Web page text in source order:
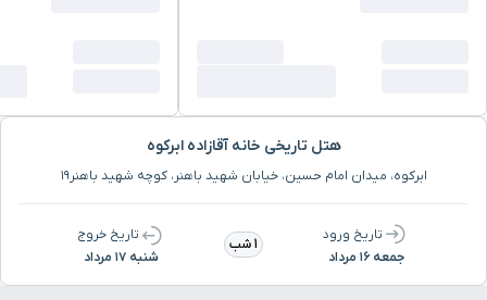
هتل تاریخی خانه آقازاده ابرکوه
ابرکوه، میدان امام حسین، خیابان شهید باهنر، کوچه شهید باهنر۱۹
تاریخ ورود
جمعه ۱۶ مرداد
1 شب
تاریخ خروج
شنبه ۱۷ مرداد